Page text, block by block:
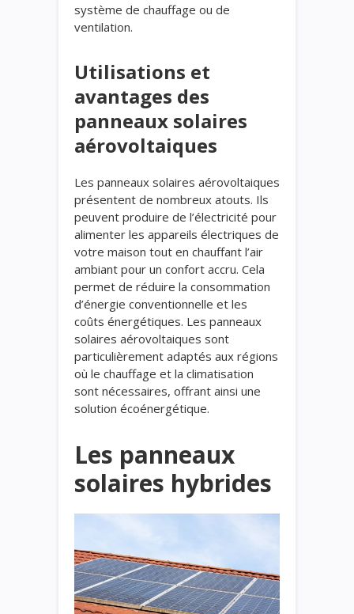
système de chauffage ou de
ventilation.
Utilisations et
avantages des
panneaux solaires
aérovoltaiques
Les panneaux solaires aérovoltaiques
présentent de nombreux atouts. Ils
peuvent produire de l’électricité pour
alimenter les appareils électriques de
votre maison tout en chauffant l’air
ambiant pour un confort accru. Cela
permet de réduire la consommation
d’énergie conventionnelle et les
coûts énergétiques. Les panneaux
solaires aérovoltaiques sont
particulièrement adaptés aux régions
où le chauffage et la climatisation
sont nécessaires, offrant ainsi une
solution écoénergétique.
Les panneaux
solaires hybrides